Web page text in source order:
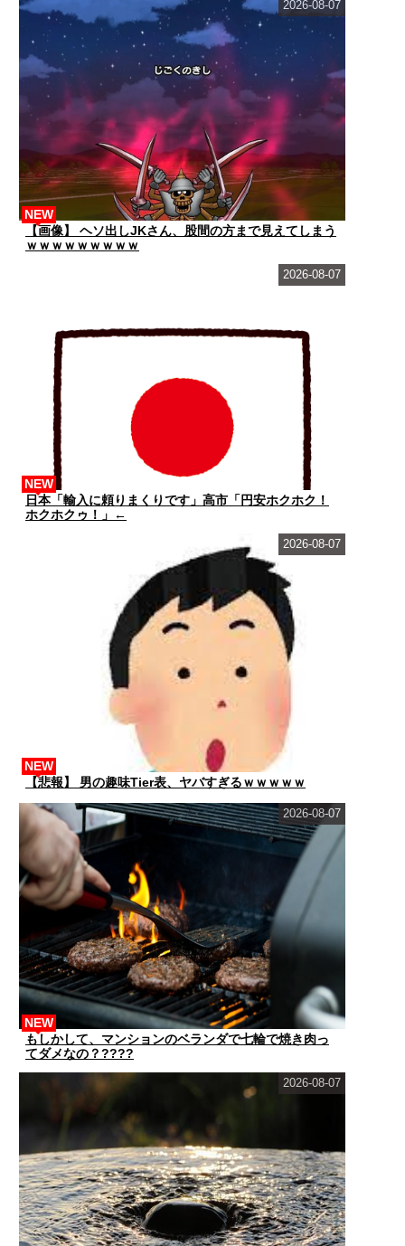
【画像】 ヘソ出しJKさん、股間の方まで見えてしまう
ｗｗｗｗｗｗｗｗｗ
NEW
2026-08-07
日本「輸入に頼りまくりです」高市「円安ホクホク！
ホクホクゥ！」←
NEW
2026-08-07
【悲報】 男の趣味Tier表、ヤバすぎるｗｗｗｗｗ
NEW
2026-08-07
もしかして、マンションのベランダで七輪で焼き肉っ
てダメなの？????
NEW
2026-08-07
2026-08-07